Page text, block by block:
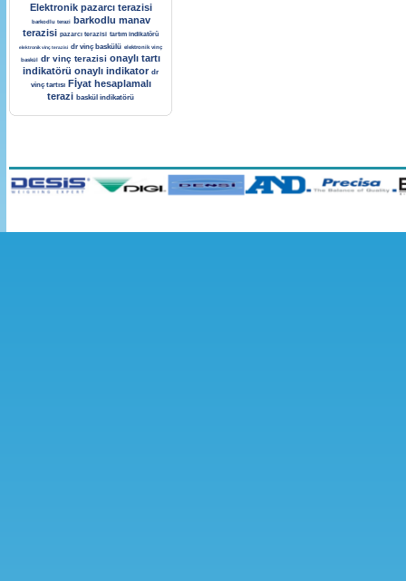
Elektronik pazarcı terazisi
barkodlu terazi barkodlu manav
terazisi pazarcı terazisi tartım indikatörü
elektronik vinç terazisi dr vinç baskülü elektronik vinç
baskül dr vinç terazisi onaylı tartı
indikatörü onaylı indikator dr
vinç tartısı Fİyat hesaplamalı
terazi baskül indikatörü